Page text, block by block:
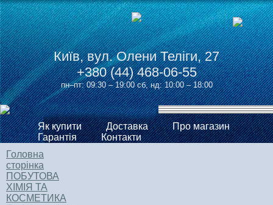
Київ, вул. Олени Теліги, 27
+380 (44) 468-06-55
пн–пт: 09:30 – 19:00 сб, нд: 10:00 – 18:00
Як купити Доставка
Про магазин
Гарантія
Контакти
Головна
сторінка
ПОБУТОВА
ХІМІЯ ТА
КОСМЕТИКА